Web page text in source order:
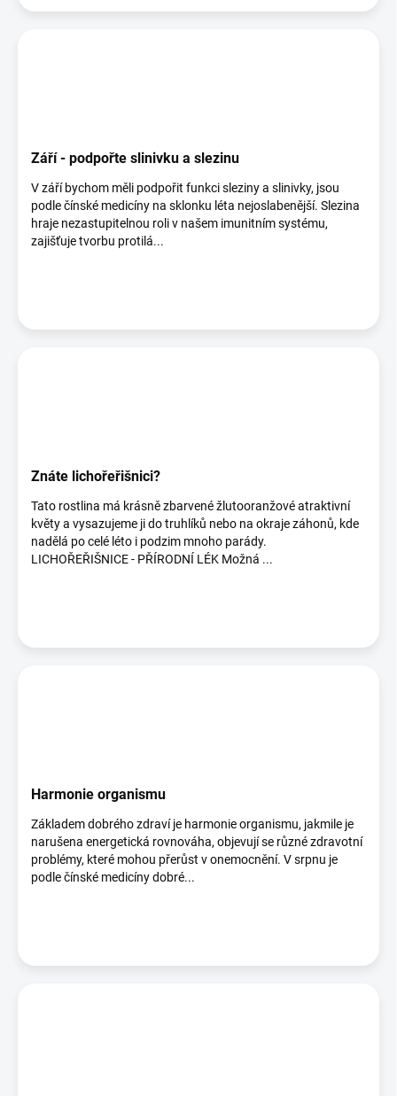
Září - podpořte slinivku a slezinu
V září bychom měli podpořit funkci sleziny a slinivky, jsou
podle čínské medicíny na sklonku léta nejoslabenější. Slezina
hraje nezastupitelnou roli v našem imunitním systému,
zajišťuje tvorbu protilá...
Znáte lichořeřišnici?
Tato rostlina má krásně zbarvené žlutooranžové atraktivní
květy a vysazujeme ji do truhlíků nebo na okraje záhonů, kde
nadělá po celé léto i podzim mnoho parády.
LICHOŘEŘIŠNICE - PŘÍRODNÍ LÉK Možná ...
Harmonie organismu
Základem dobrého zdraví je harmonie organismu, jakmile je
narušena energetická rovnováha, objevují se různé zdravotní
problémy, které mohou přerůst v onemocnění. V srpnu je
podle čínské medicíny dobré...